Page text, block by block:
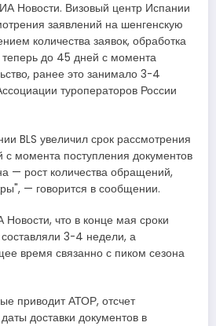
Новости. Визовый центр Испании
заявлений на шенгенскую
количества заявок, обработка
до 45 дней с момента
ранее это занимало 3-4
туроператоров России
BLS увеличил срок рассмотрения
момента поступления документов
— рост количества обращений,
— говорится в сообщении.
что в конце мая сроки
3-4 недели, а
время связанно с пиком сезона
приводит АТОР, отсчет
доставки документов в